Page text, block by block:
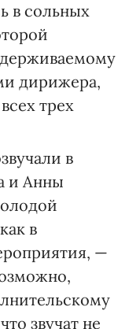
в сольных
дирижера,
трех
в
и Анны
в
—
звучат не